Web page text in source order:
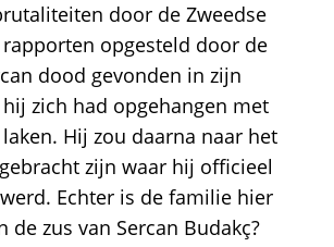
door de Zweedse
opgesteld door de
dood gevonden in zijn
zich had opgehangen met
Hij zou daarna naar het
zijn waar hij officieel
Echter is de familie hier
de zus van Sercan Budakç?